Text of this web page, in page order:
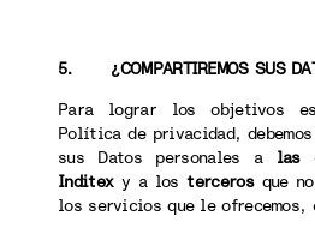
5. ¿COMPARTIREMOS SUS
Para lograr los objetivos
Política de privacidad,
sus Datos personales a las
Inditexy a lostercerosque
los servicios que le ofrecemos,